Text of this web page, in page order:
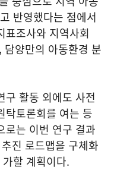
반영했다는 점에서
표조사와 지역사회
양만의 아동환경 분
구 활동 외에도 사전
탁토론회를 여는 등
로는 이번 연구 결과
진 로드맵을 구체화
할 계획이다.